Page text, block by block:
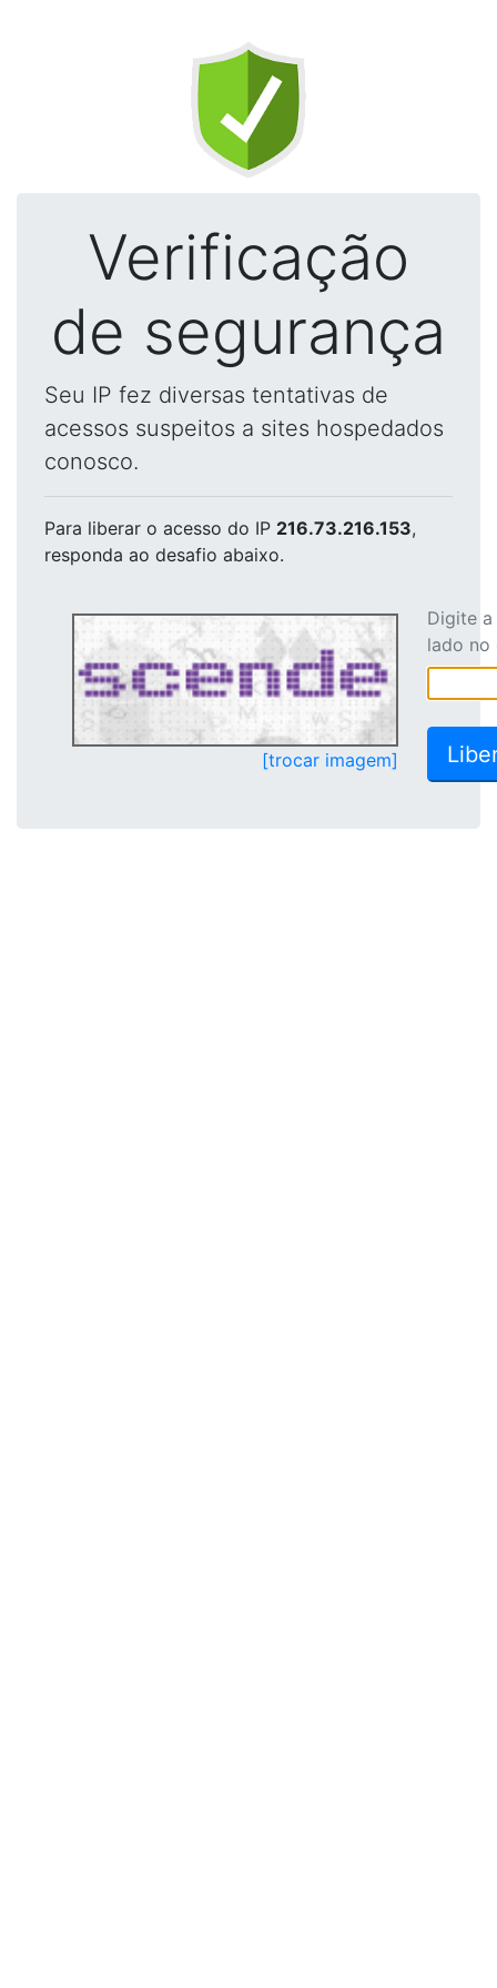
Verificação
de segurança
Seu IP fez diversas tentativas de
acessos suspeitos a sites hospedados
conosco.
Para liberar o acesso do IP 216.73.216.153,
responda ao desafio abaixo.
[trocar imagem]
Digite
lado no